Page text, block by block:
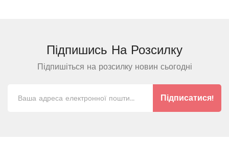
Підпишись На Розсилку
Підпишіться на розсилку новин сьогодні
Підписатися!